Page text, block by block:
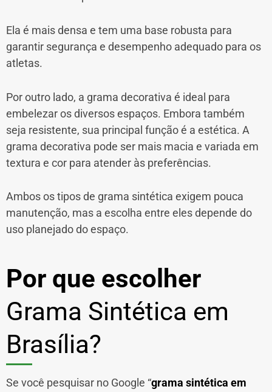
Ela é mais densa e tem uma base robusta para
garantir segurança e desempenho adequado para os
atletas.
Por outro lado, a grama decorativa é ideal para
embelezar os diversos espaços. Embora também
seja resistente, sua principal função é a estética. A
grama decorativa pode ser mais macia e variada em
textura e cor para atender às preferências.
Ambos os tipos de grama sintética exigem pouca
manutenção, mas a escolha entre eles depende do
uso planejado do espaço.
Por que escolher
Grama Sintética em
Brasília?
Se você pesquisar no Google “grama sintética em